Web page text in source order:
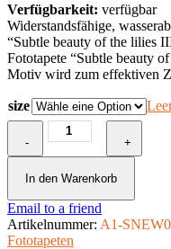
Verfügbarkeit: verfügbar
Widerstandsfähige,
“Subtle beauty of the lilies
Fototapete “Subtle beauty
Motiv wird zum effektiven
size
-
Fototapete
-
Subtle
beauty
the
lilies
III
+
In den Warenkorb
Email to a friend
Artikelnummer: A1-
Fototapeten